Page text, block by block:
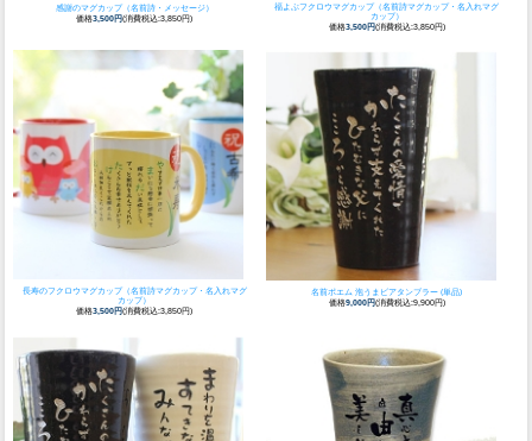
感謝のマグカップ（名前詩・メッセージ）
価格3,500円(消費税込:3,850円)
福よぶフクロウマグカップ（名前詩マグカップ・名入れマグ
カップ）
価格3,500円(消費税込:3,850円)
長寿のフクロウマグカップ（名前詩マグカップ・名入れマグ
カップ）
価格3,500円(消費税込:3,850円)
名前ポエム 泡うまビアタンブラー (単品)
価格9,000円(消費税込:9,900円)